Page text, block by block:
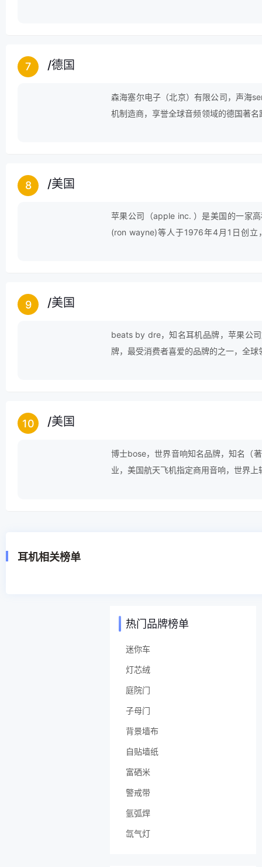
7 /德国
森海塞尔电子（北京）有限公司，声海
机制造商，享誉全球音频领域的德国著
8 /美国
苹果公司（apple inc. ）是美国的一家
(ron wayne)等人于1976年4月1日创
9 /美国
beats by dre，知名耳机品牌，苹果公
牌，最受消费者喜爱的品牌的之一，全
10 /美国
博士bose，世界音响知名品牌，知名（
业，美国航天飞机指定商用音响，世界
耳机相关榜单
热门品牌榜单
迷你车
灯芯绒
庭院门
子母门
背景墙布
自贴墙纸
富硒米
警戒带
氩弧焊
氙气灯